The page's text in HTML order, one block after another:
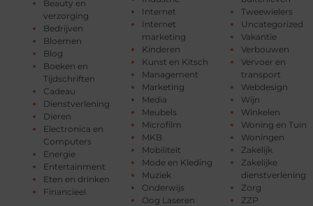
Beauty en
verzorging
Bedrijven
Bloemen
Blog
Boeken en
Tijdschriften
Cadeau
Dienstverlening
Dieren
Electronica en
Computers
Energie
Entertainment
Eten en drinken
Financieel
Internet
Internet
marketing
Kinderen
Kunst en Kitsch
Management
Marketing
Media
Meubels
Microfilm
MKB
Mobiliteit
Mode en Kleding
Muziek
Onderwijs
Oog Laseren
Tweewielers
Uncategorized
Vakantie
Verbouwen
Vervoer en
transport
Webdesign
Wijn
Winkelen
Woning en Tuin
Woningen
Zakelijk
Zakelijke
dienstverlening
Zorg
ZZP